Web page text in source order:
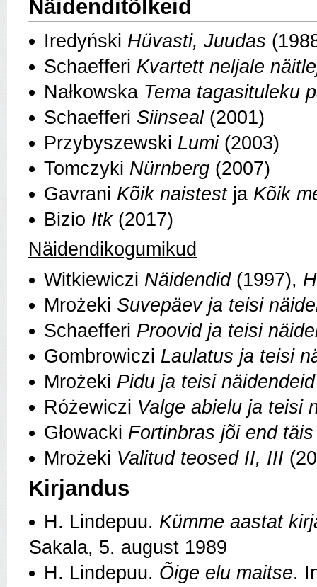
Näidenditõlkeid
Iredyński Hüvasti, Juudas
Schaefferi Kvartett neljale
Nałkowska Tema tagasituleku
Schaefferi Siinseal(2001)
Przybyszewski Lumi(2003)
Tomczyki Nürnberg (2007)
Gavrani Kõik naistestja Kõik
Bizio Itk(2017)
Näidendikogumikud
Witkiewiczi Näidendid(1997),
Mrożeki Suvepäev ja teisi
Schaefferi Proovid ja teisi
Gombrowiczi Laulatus ja teisi
Mrożeki Pidu ja teisi
Różewiczi Valge abielu ja teisi
Głowacki Fortinbras jõi end
Mrożeki Valitud teosed II, III
Kirjandus
H. Lindepuu. Kümme aastat
Sakala, 5. august 1989
H. Lindepuu. Õige elu maitse.